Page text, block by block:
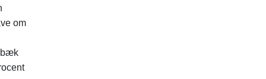
om